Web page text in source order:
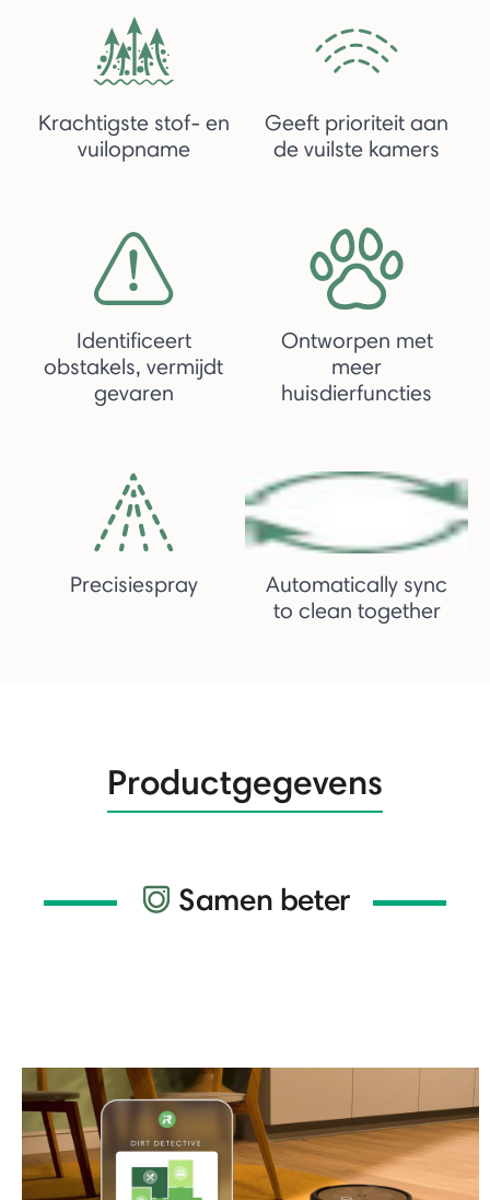
Krachtigste stof- en
vuilopname
Geeft prioriteit aan
de vuilste kamers
Identificeert
obstakels, vermijdt
gevaren
Ontworpen met
meer
huisdierfuncties
Precisiespray
Automatically sync
to clean together
Productgegevens
Samen beter